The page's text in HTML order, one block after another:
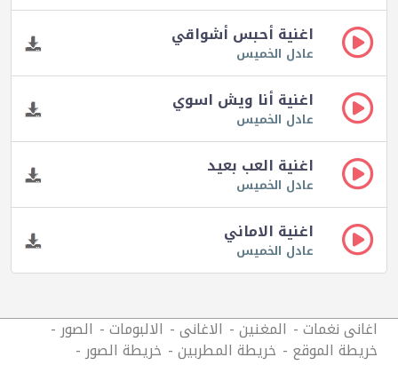
اغنية أحبس أشواقي
عادل الخميس
اغنية أنا ويش اسوي
عادل الخميس
اغنية العب بعيد
عادل الخميس
اغنية الاماني
عادل الخميس
اغانى نغمات المغنين الاغانى الالبومات الصور
خريطة الموقع خريطة المطربين خريطة الصور